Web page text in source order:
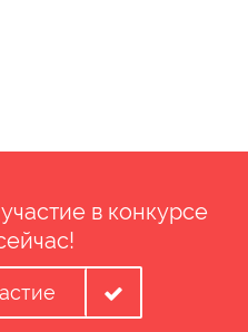
в конкурсе